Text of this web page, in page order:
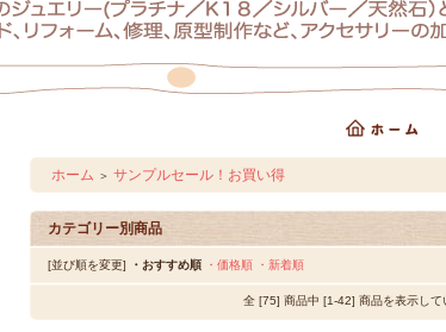
ホーム ＞ サンプルセール！お買い得
カテゴリー別商品
[並び順を変更] ・おすすめ順 ・価格順 ・新着順
全 [75] 商品中 [1-42] 商品を表示して